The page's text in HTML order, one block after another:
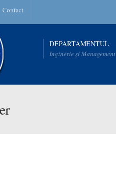
Contact
DEPARTAMENTUL
Inginerie și Management